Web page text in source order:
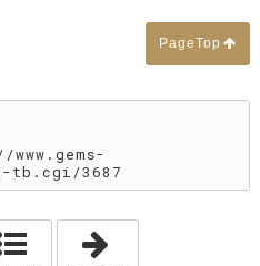
PageTop
www.gems-
tb.cgi/3687
の結婚、父の葛藤。そして私はア